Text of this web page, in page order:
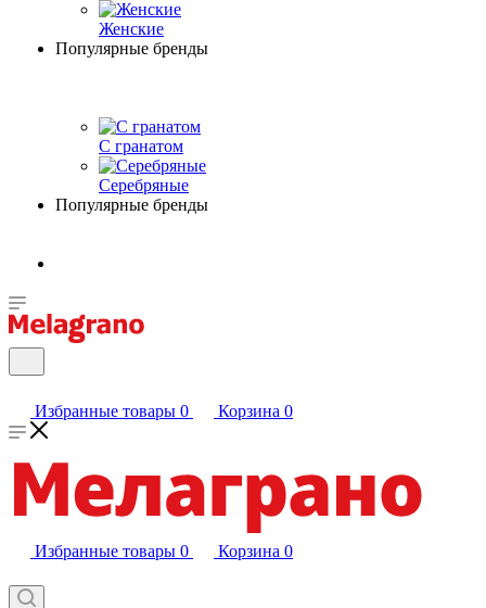
Женские
Популярные бренды
С гранатом
Серебряные
Популярные бренды
Избранные товары 0 Корзина 0
Избранные товары 0 Корзина 0